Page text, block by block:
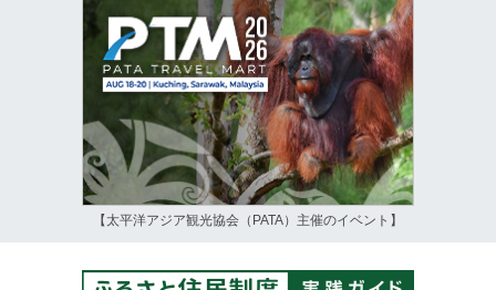
【太平洋アジア観光協会（PATA）主催のイベント】